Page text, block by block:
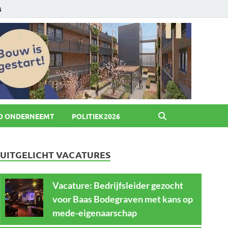
ONDERNEEMT POLITIEK2026
UITGELICHT VACATURES
Vacature: Bedrijfsleider gezocht
voor Baas Bodegraven met kans op
mede-eigenaarschap